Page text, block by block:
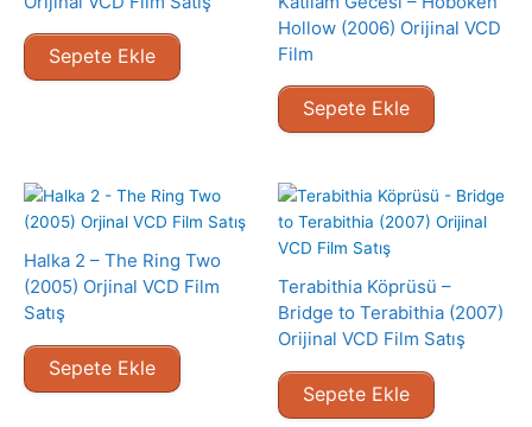
Sepete Ekle
Hollow (2006) Orijinal VCD
Film
Sepete Ekle
Halka 2 – The Ring Two
(2005) Orjinal VCD Film
Satış
Sepete Ekle
Terabithia Köprüsü –
Bridge to Terabithia (2007)
Orijinal VCD Film Satış
Sepete Ekle